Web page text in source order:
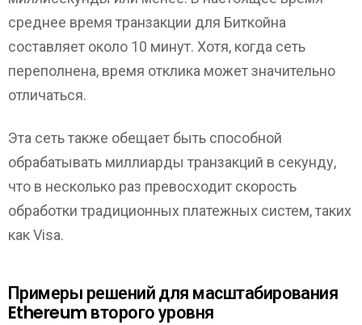
среднее время транзакции для Биткойна
составляет около 10 минут. Хотя, когда сеть
переполнена, время отклика может значительно
отличаться.
Эта сеть также обещает быть способной
обрабатывать миллиарды транзакций в секунду,
что в несколько раз превосходит скорость
обработки традиционных платежных систем, таких
как Visa.
Примеры решений для масштабирования
Ethereum второго уровня